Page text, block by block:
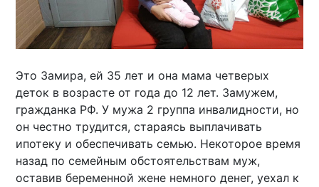
Это Замира, ей 35 лет и она мама четверых
деток в возрасте от года до 12 лет. Замужем,
гражданка РФ. У мужа 2 группа инвалидности, но
он честно трудится, стараясь выплачивать
ипотеку и обеспечивать семью. Некоторое время
назад по семейным обстоятельствам муж,
оставив беременной жене немного денег, уехал к